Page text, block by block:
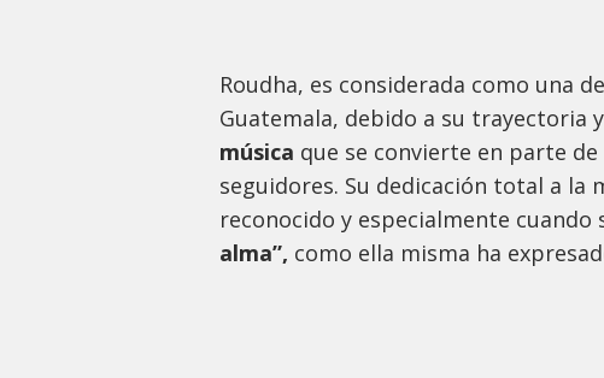
Roudha, es considerada como una
Guatemala, debido a su trayectoria
música que se convierte en parte
seguidores. Su dedicación total a la
reconocido y especialmente cuando
alma”, como ella misma ha